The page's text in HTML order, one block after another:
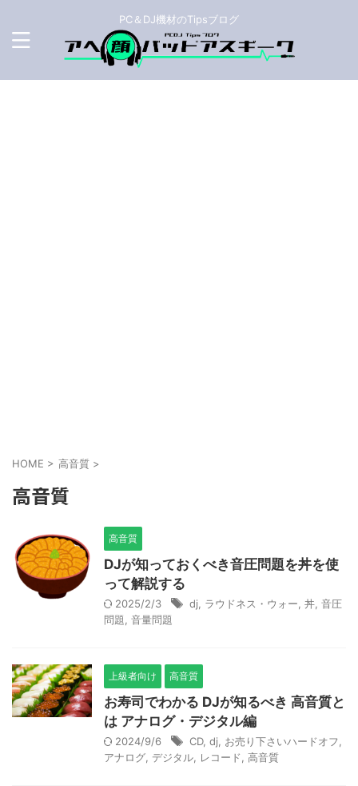
PC＆DJ機材のTipsブログ
HOME > 高音質 >
高音質
高音質
DJが知っておくべき音圧問題を丼を使
って解説する
2025/2/3 dj ラウドネス・ウォー 丼 音圧
問題
音量問題
上級者向け 高音質
お寿司でわかる DJが知るべき 高音質と
は アナログ・デジタル編
2024/9/6 CD, dj お売り下さいハードオフ
アナログ デジタル レコード 高音質